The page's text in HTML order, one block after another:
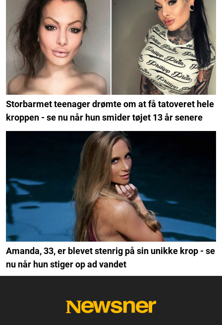
Storbarmet teenager drømte om at få tatoveret hele
kroppen - se nu når hun smider tøjet 13 år senere
Amanda, 33, er blevet stenrig på sin unikke krop - se
nu når hun stiger op ad vandet